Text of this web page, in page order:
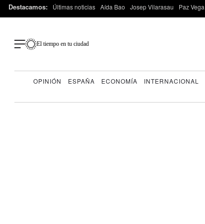
Destacamos: Últimas noticias Aída Bao Josep Vilarasau Paz Vega
El tiempo en tu ciudad
OPINIÓN ESPAÑA ECONOMÍA INTERNACIONAL